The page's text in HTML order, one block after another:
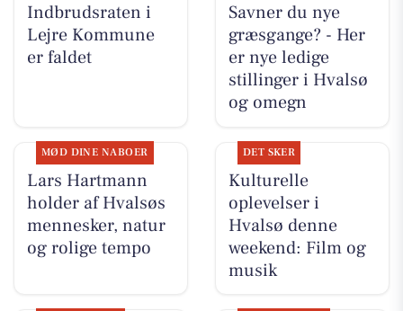
Indbrudsraten i
Lejre Kommune
er faldet
Savner du nye
græsgange? - Her
er nye ledige
stillinger i Hvalsø
og omegn
MØD DINE NABOER
Lars Hartmann
holder af Hvalsøs
mennesker, natur
og rolige tempo
DET SKER
Kulturelle
oplevelser i
Hvalsø denne
weekend: Film og
musik